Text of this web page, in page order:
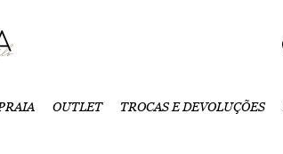
OUTLET TROCAS E DEVOLUÇÕES